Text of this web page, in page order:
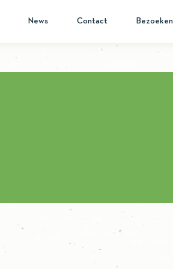
News Contact Bezoeken